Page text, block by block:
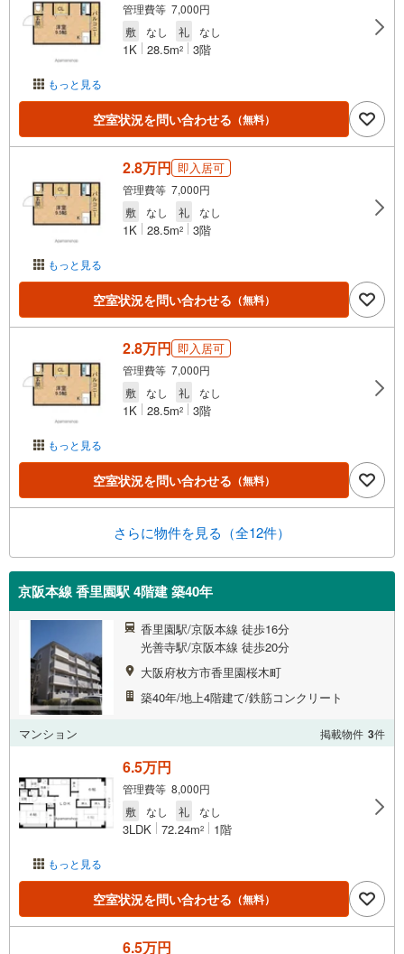
もっと見る
管理費等 7,000円
敷
なし 礼 なし
1K 28.5m2 3階
空室状況を問い合わせる （無料）
もっと見る
2.8万円 即入居可
管理費等 7,000円
敷
なし 礼 なし
1K 28.5m2 3階
空室状況を問い合わせる （無料）
もっと見る
2.8万円 即入居可
管理費等 7,000円
敷
なし 礼 なし
1K 28.5m2 3階
空室状況を問い合わせる （無料）
さらに物件を見る（全12件）
京阪本線 香里園駅 4階建 築40年
香里園駅/京阪本線 徒歩16分
光善寺駅/京阪本線 徒歩20分
大阪府枚方市香里園桜木町
築40年/地上4階建て/鉄筋コンクリート
マンション 掲載物件 3件
もっと見る
6.5万円
管理費等 8,000円
敷
なし 礼 なし
3LDK 72.24m2 1階
空室状況を問い合わせる （無料）
6.5万円